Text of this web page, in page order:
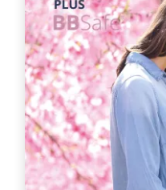
Salud digestiva
Prevención
Tienda de salud
Centros ecommerce